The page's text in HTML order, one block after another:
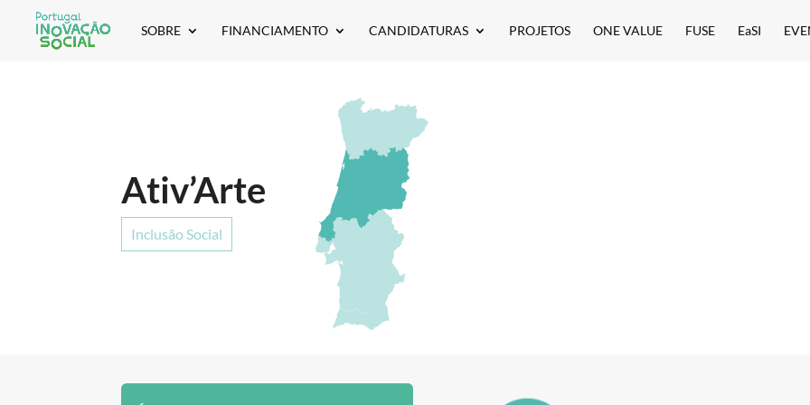
SOBRE FINANCIAMENTO CANDIDATURAS PROJETOS ONE VALUE FUSE EaSI
Ativ’Arte
Inclusão Social